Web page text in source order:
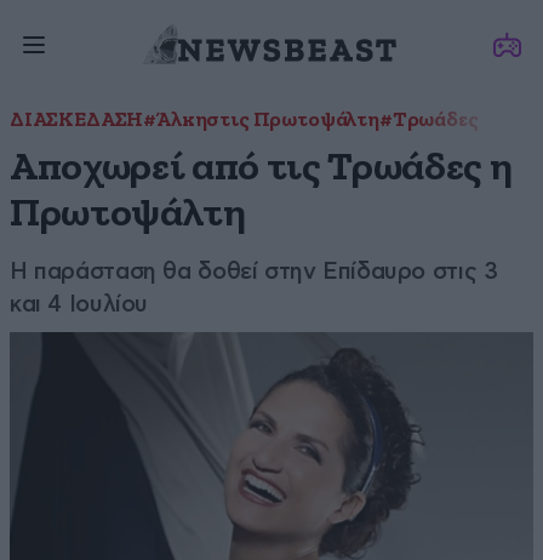
ΔΙΑΣΚΕΔΑΣΗ#Άλκηστις Πρωτοψάλτη#Τρωάδες
Αποχωρεί από τις Τρωάδες η
Πρωτοψάλτη
Η παράσταση θα δοθεί στην Επίδαυρο στις 3
και 4 Ιουλίου